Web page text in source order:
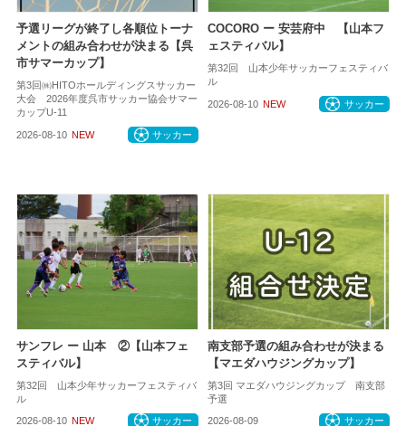
予選リーグが終了し各順位トーナ
メントの組み合わせが決まる【呉
市サマーカップ】
第3回㈱HITOホールディングスサッカー
大会 2026年度呉市サッカー協会サマー
カップU-11
2026-08-10 NEW サッカー
COCORO ー 安芸府中 【山本フ
ェスティバル】
第32回 山本少年サッカーフェスティバ
ル
2026-08-10 NEW サッカー
サンフレ ー 山本 ②【山本フェ
スティバル】
第32回 山本少年サッカーフェスティバ
ル
2026-08-10 NEW サッカー
南支部予選の組み合わせが決まる
【マエダハウジングカップ】
第3回 マエダハウジングカップ 南支部
予選
2026-08-09 サッカー